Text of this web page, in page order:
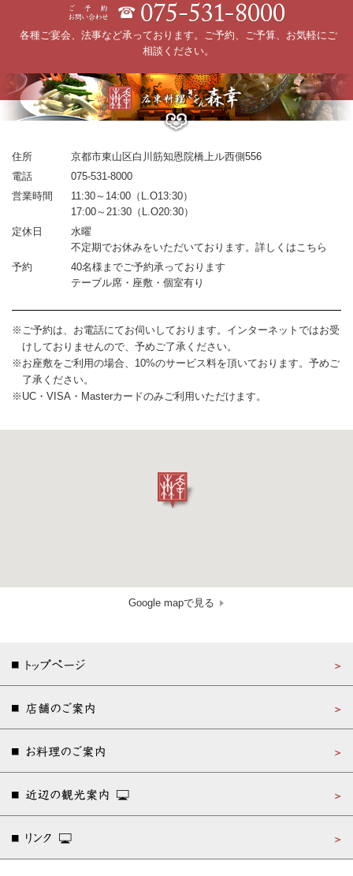
各種ご宴会、法事など承っております。ご予約、ご予算、お気軽にご
相談ください。
住所
京都市東山区白川筋知恩院橋上ル西側556
電話
075-531-8000
営業時間
11:30～14:00（L.O13:30）
17:00～21:30（L.O20:30）
定休日
水曜
不定期でお休みをいただいております。詳しくはこちら
予約
40名様までご予約承っております
テーブル席・座敷・個室有り
ご予約は、お電話にてお伺いしております。インターネットではお受
けしておりませんので、予めご了承ください。
お座敷をご利用の場合、10%のサービス料を頂いております。予めご
了承ください。
UC・VISA・Masterカードのみご利用いただけます。
Google mapで見る